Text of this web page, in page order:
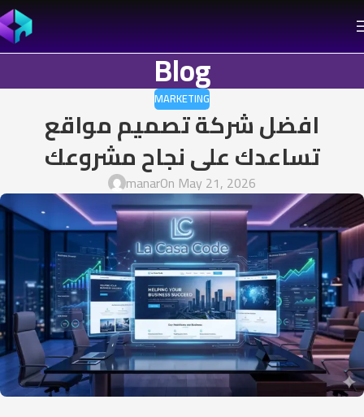
Blog
MARKETING
افضل شركة تصميم مواقع
تساعدك على نجاح مشروعك
manarOn May 21, 2026